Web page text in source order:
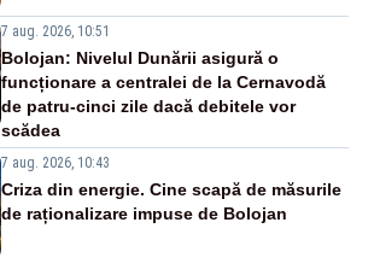
7 aug. 2026, 10:51
Bolojan: Nivelul Dunării asigură o
funcționare a centralei de la Cernavodă
de patru-cinci zile dacă debitele vor
scădea
7 aug. 2026, 10:43
Criza din energie. Cine scapă de măsurile
de raționalizare impuse de Bolojan